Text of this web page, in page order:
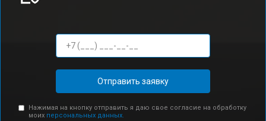
Отправить заявку
Нажимая на кнопку отправить я даю свое согласие на обработку
моих персональных данных.